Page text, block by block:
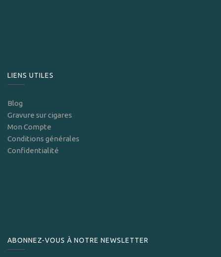
LIENS UTILES
Blog
Gravure sur cigares
Mon Compte
Conditions générales
Confidentialité
ABONNEZ-VOUS À NOTRE NEWSLETTER